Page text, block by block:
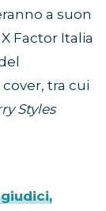
a suon
Factor Italia
tra cui
Styles